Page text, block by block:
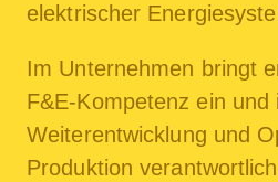
elektrischer
Im Unternehmen bringt
F&E-Kompetenz ein und
Weiterentwicklung und
Produktion